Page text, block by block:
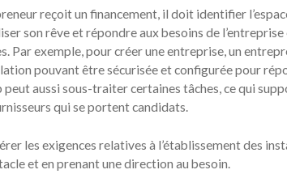
reçoit un financement, il doit identifier
son rêve et répondre aux besoins de
Par exemple, pour créer une entreprise, un
pouvant être sécurisée et configurée pour
aussi sous-traiter certaines tâches, ce qui
qui se portent candidats.
les exigences relatives à l’établissement des
et en prenant une direction au besoin.